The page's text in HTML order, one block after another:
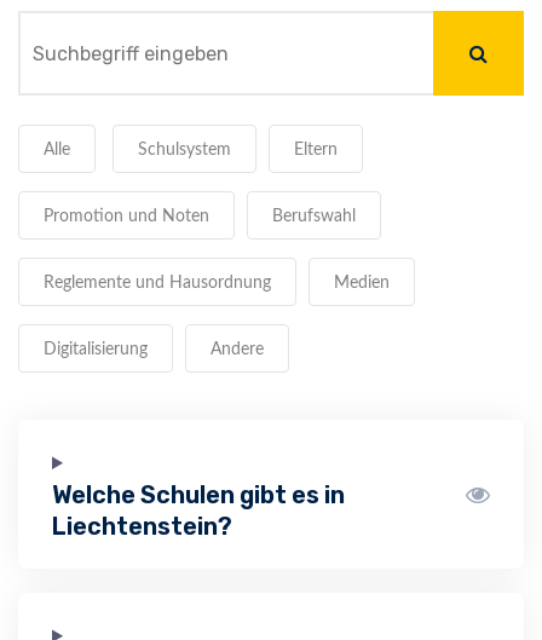
Alle Schulsystem Eltern
Promotion und Noten Berufswahl
Reglemente und Hausordnung Medien
Digitalisierung Andere
Welche Schulen gibt es in
Liechtenstein?